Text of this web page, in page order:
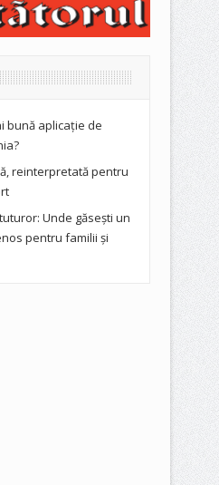
bună aplicație de
reinterpretată pentru
Unde găsești un
pentru familii și